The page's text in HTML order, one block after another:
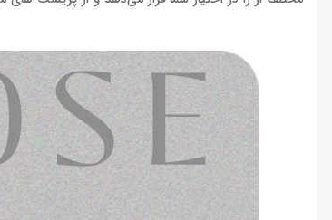
بنابراین شما این امکان را دارید تا از میکروفون‌های
پریست مورد علاقه خود را انتخاب کرده و شروع به اجرا